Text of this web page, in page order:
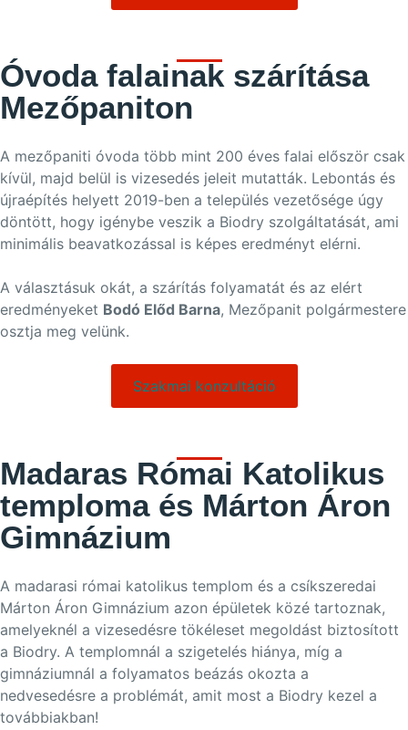
Óvoda falainak szárítása
Mezőpaniton
A mezőpaniti óvoda több mint 200 éves falai először csak
kívül, majd belül is vizesedés jeleit mutatták. Lebontás és
újraépítés helyett 2019-ben a település vezetősége úgy
döntött, hogy igénybe veszik a Biodry szolgáltatását, ami
minimális beavatkozással is képes eredményt elérni.
A választásuk okát, a szárítás folyamatát és az elért
eredményeket Bodó Előd Barna, Mezőpanit polgármestere
osztja meg velünk.
Szakmai konzultáció
Madaras Római Katolikus
temploma és Márton Áron
Gimnázium
A madarasi római katolikus templom és a csíkszeredai
Márton Áron Gimnázium azon épületek közé tartoznak,
amelyeknél a vizesedésre tökéleset megoldást biztosított
a Biodry. A templomnál a szigetelés hiánya, míg a
gimnáziumnál a folyamatos beázás okozta a
nedvesedésre a problémát, amit most a Biodry kezel a
továbbiakban!